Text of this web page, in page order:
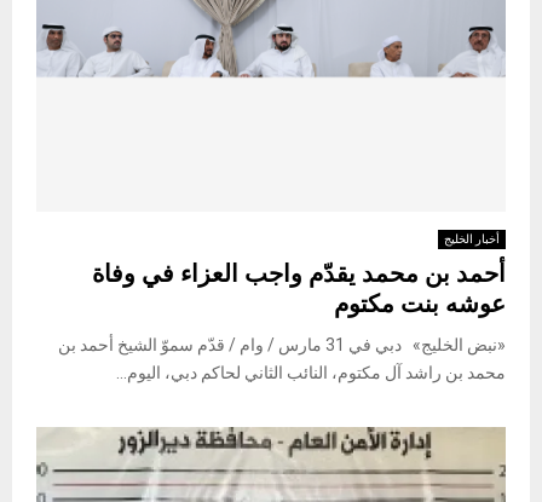
أخبار الخليج
أحمد بن محمد يقدّم واجب العزاء في وفاة
عوشه بنت مكتوم
«نبض الخليج» دبي في 31 مارس / وام / قدّم سموّ الشيخ أحمد بن
محمد بن راشد آل مكتوم، النائب الثاني لحاكم دبي، اليوم...